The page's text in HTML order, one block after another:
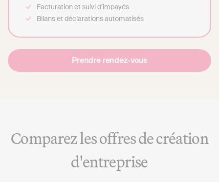
Facturation et suivi d’impayés
Bilans et déclarations automatisés
Prendre rendez-vous
Comparez les offres de création
d'entreprise